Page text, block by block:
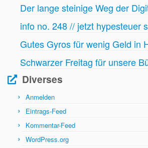
Der lange steinige Weg der
info no. 248 // jetzt hypesteuer
Gutes Gyros für wenig Geld in
Schwarzer Freitag für unsere
Diverses
Anmelden
Eintrags-Feed
Kommentar-Feed
WordPress.org